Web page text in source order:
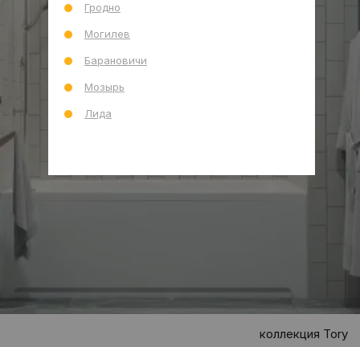
коллекция Tory
Гродно
Могилев
Барановичи
Мозырь
Лида